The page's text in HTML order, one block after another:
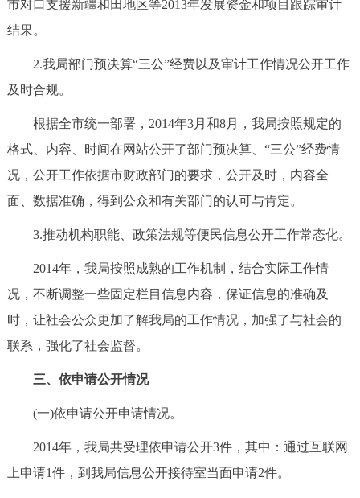
市对口支援新疆和田地区等2013年发展资金和项目跟踪审计
结果。
2.我局部门预决算“三公”经费以及审计工作情况公开工作
及时合规。
根据全市统一部署，2014年3月和8月，我局按照规定的
格式、内容、时间在网站公开了部门预决算、“三公”经费情
况，公开工作依据市财政部门的要求，公开及时，内容全
面、数据准确，得到公众和有关部门的认可与肯定。
3.推动机构职能、政策法规等便民信息公开工作常态化。
2014年，我局按照成熟的工作机制，结合实际工作情
况，不断调整一些固定栏目信息内容，保证信息的准确及
时，让社会公众更加了解我局的工作情况，加强了与社会的
联系，强化了社会监督。
三、依申请公开情况
(一)依申请公开申请情况。
2014年，我局共受理依申请公开3件，其中：通过互联网
上申请1件，到我局信息公开接待室当面申请2件。